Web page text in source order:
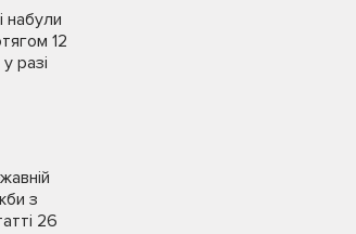
набули
12
разі
з
26